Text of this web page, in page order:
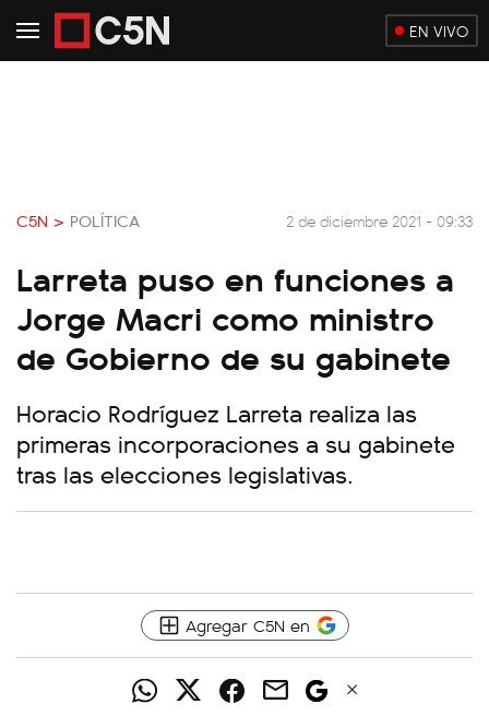
EN VIVO
C5N > POLÍTICA 2 de diciembre 2021 - 09:33
Larreta puso en funciones a
Jorge Macri como ministro
de Gobierno de su gabinete
Horacio Rodríguez Larreta realiza las
primeras incorporaciones a su gabinete
tras las elecciones legislativas.
Agregar C5N en